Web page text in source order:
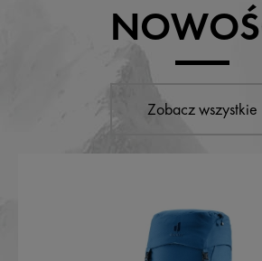
Zobacz wszystkie